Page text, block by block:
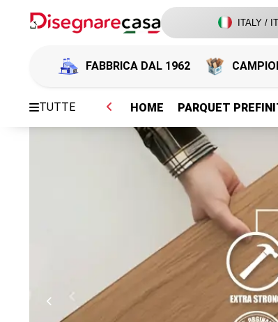
FABBRICA DAL 1962
TUTTE HOME PARQUET